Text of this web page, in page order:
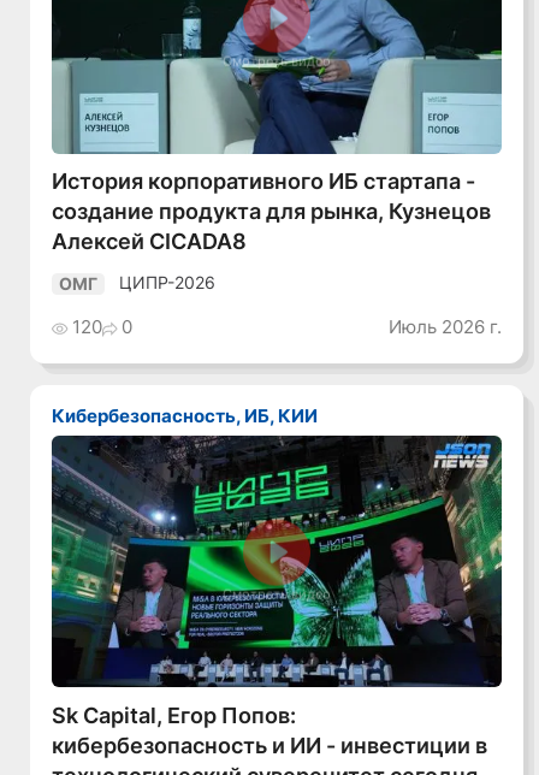
Смотреть видео
История корпоративного ИБ стартапа -
создание продукта для рынка, Кузнецов
Алексей CICADA8
ОМГ ЦИПР-2026
120 0 Июль 2026 г.
Кибербезопасность, ИБ, КИИ
Смотреть видео
Sk Capital, Егор Попов:
кибербезопасность и ИИ - инвестиции в